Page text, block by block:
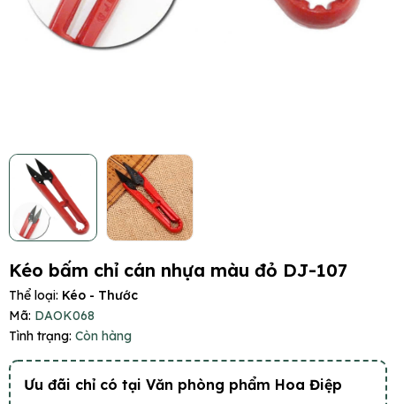
Kéo bấm chỉ cán nhựa màu đỏ DJ-107
Thể loại: Kéo - Thước
Mã: DAOK068
Tình trạng: Còn hàng
Ưu đãi chỉ có tại Văn phòng phẩm Hoa Điệp